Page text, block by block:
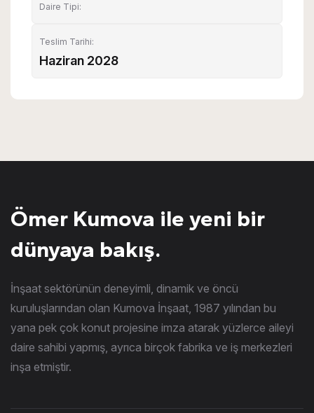
Daire Tipi:
Teslim Tarihi:
Haziran 2028
Ömer Kumova ile yeni bir
dünyaya bakış.
İnşaat sektörünün deneyimli, dinamik ve öncü
kuruluşlarından olan Kumova İnşaat, 1987 yılından bu
yana pek çok konut projesine imza atarak yüzlerce aileyi
daire sahibi yapmış, ayrıca birçok fabrika ve iş merkezleri
inşa etmiştir.